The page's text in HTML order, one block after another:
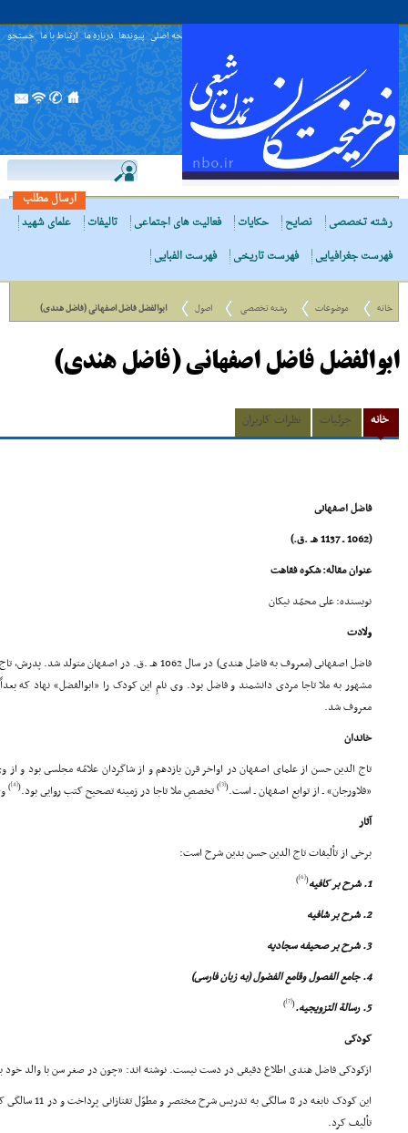
صفحه اصلی پیوندها درباره ما ارتباط با ما جستجو
ارسال مطلب
رشته تخصصی
نصایح حکایات فعالیت های اجتماعی تالیفات
علمای شهید
فهرست جغرافیایی
فهرست تاریخی فهرست الفبایی
خانه موضوعات رشته تخصصی اصول ابوالفضل فاضل اصفهانی (فاضل هندی)
ابوالفضل فاضل اصفهانی (فاضل هندی)
خانه جزئیات نظرات کاربران
فاضل اصفهانى
(1062 ـ 1137 هـ .ق.)
عنوان مقاله: شکوه فقاهت
نویسنده: على محمّد نیکان
ولادت
فاضل اصفهانى (معروف به فاضل هندى) در سال 1062 هـ .ق. در
مشهور به ملا تاجا مردى دانشمند و فاضل بود. وى نامِ این کودک را «ابوالفضل» نهاد که
معروف شد.
خاندان
تاج الدین حسن از علماى اصفهان در اواخر قرن یازدهم و از شاگردان علامّه مجلسى بود و از
«فلاورجان» ـ از توابع اصفهان ـ است.(
[3]
)تخصصِ ملا تاجا در زمینه تصحیح کتب روایى بود.(
[4]
)
آثار
برخى از تألیفات تاج الدین حسن بدین شرح است:
1. شرح بر کافیه
(
[6]
)
2. شرح بر شافیه
3. شرح بر صحیفه سجادیه
4. جامع الفصول وقامع الفضول (به زبان فارسى)
5. رسالة التزویجیه.
(
[7]
)
کودکى
ازکودکى فاضل هندى اطلاع دقیقى در دست نیست. نوشته اند: «چون در صغر سن با والد
این کودک نابغه در
تألیف کرد.